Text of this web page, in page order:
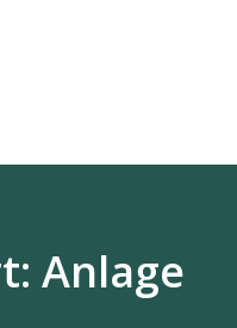
Anlage